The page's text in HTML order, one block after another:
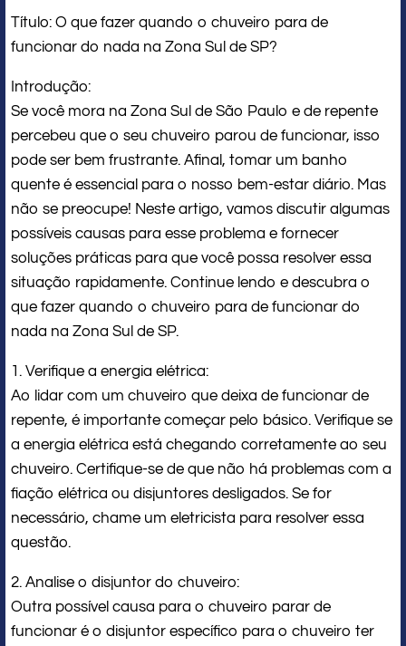
Título: O que fazer quando o chuveiro para de
funcionar do nada na Zona Sul de SP?
Introdução:
Se você mora na Zona Sul de São Paulo e de repente
percebeu que o seu chuveiro parou de funcionar, isso
pode ser bem frustrante. Afinal, tomar um banho
quente é essencial para o nosso bem-estar diário. Mas
não se preocupe! Neste artigo, vamos discutir algumas
possíveis causas para esse problema e fornecer
soluções práticas para que você possa resolver essa
situação rapidamente. Continue lendo e descubra o
que fazer quando o chuveiro para de funcionar do
nada na Zona Sul de SP.
1. Verifique a energia elétrica:
Ao lidar com um chuveiro que deixa de funcionar de
repente, é importante começar pelo básico. Verifique se
a energia elétrica está chegando corretamente ao seu
chuveiro. Certifique-se de que não há problemas com a
fiação elétrica ou disjuntores desligados. Se for
necessário, chame um eletricista para resolver essa
questão.
2. Analise o disjuntor do chuveiro:
Outra possível causa para o chuveiro parar de
funcionar é o disjuntor específico para o chuveiro ter